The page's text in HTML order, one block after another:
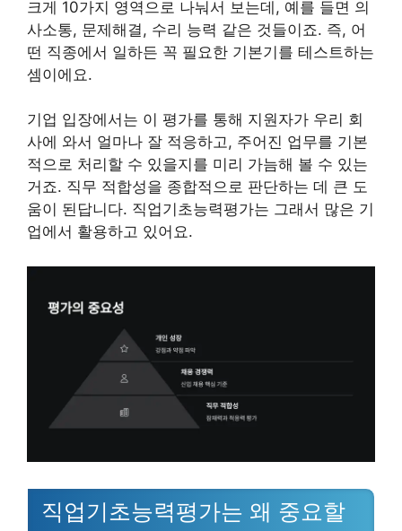
크게 10가지 영역으로 나눠서 보는데, 예를 들면 의
사소통, 문제해결, 수리 능력 같은 것들이죠. 즉, 어
떤 직종에서 일하든 꼭 필요한 기본기를 테스트하는
셈이에요.
기업 입장에서는 이 평가를 통해 지원자가 우리 회
사에 와서 얼마나 잘 적응하고, 주어진 업무를 기본
적으로 처리할 수 있을지를 미리 가늠해 볼 수 있는
거죠. 직무 적합성을 종합적으로 판단하는 데 큰 도
움이 된답니다. 직업기초능력평가는 그래서 많은 기
업에서 활용하고 있어요.
직업기초능력평가는 왜 중요할